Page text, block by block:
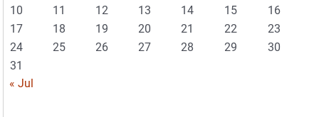
10
11 12 13 14 15
16
17
18 19 20 21 22
23
24
25 26 27 28 29
30
31
« Jul